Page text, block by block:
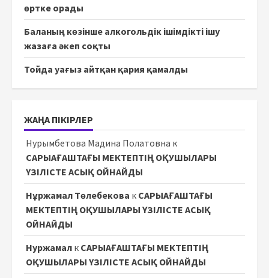
өртке орады
Баланың көзінше алкогольдік ішімдікті ішу
жазаға әкеп соқты
Тойда уағыз айтқан қария қамалды
ЖАҢА ПІКІРЛЕР
Нурымбетова Мадина Полатовна к
САРЫАҒАШТАҒЫ МЕКТЕПТІҢ ОҚУШЫЛАРЫ
ҮЗІЛІСТЕ АСЫҚ ОЙНАЙДЫ
Нұржамал Төлебекова к САРЫАҒАШТАҒЫ
МЕКТЕПТІҢ ОҚУШЫЛАРЫ ҮЗІЛІСТЕ АСЫҚ
ОЙНАЙДЫ
Нуржамал к САРЫАҒАШТАҒЫ МЕКТЕПТІҢ
ОҚУШЫЛАРЫ ҮЗІЛІСТЕ АСЫҚ ОЙНАЙДЫ